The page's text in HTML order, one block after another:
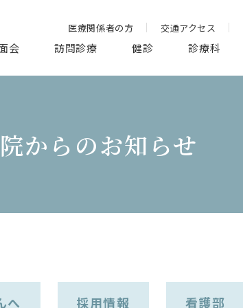
医療関係者の方 交通アクセス
会 訪問診療 健診 診療科
からのお知らせ
へ 採用情報 看護部